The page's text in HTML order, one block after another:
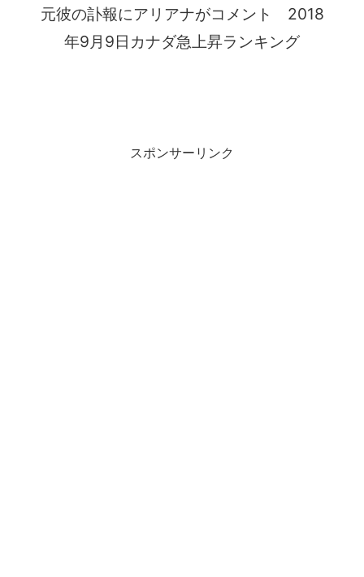
元彼の訃報にアリアナがコメント 2018
年9月9日カナダ急上昇ランキング
スポンサーリンク